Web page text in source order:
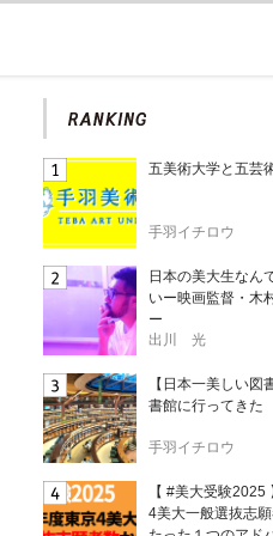
五美術大学と五芸
手羽イチロウ
日本の美大生なん
いー映画監督・木
ー
出川 光
【日本一美しい図
書館に行ってきた
手羽イチロウ
【 #美大受験
4美大一般選抜志